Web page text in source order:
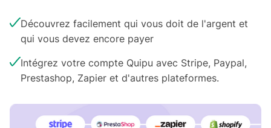
Découvrez facilement qui vous doit de l'argent et
qui vous devez encore payer
Intégrez votre compte Quipu avec Stripe, Paypal,
Prestashop, Zapier et d'autres plateformes.